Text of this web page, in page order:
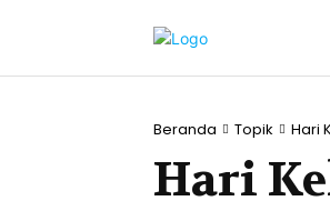
Beranda Topik Hari
Hari